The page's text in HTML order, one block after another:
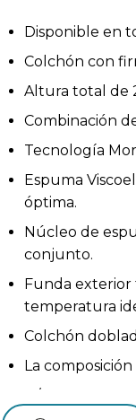
Disponible en
Colchón con
Altura total de
Combinación
Tecnología
Espuma
óptima.
Núcleo de
conjunto.
Funda exterior
temperatura
Colchón
La
N/A